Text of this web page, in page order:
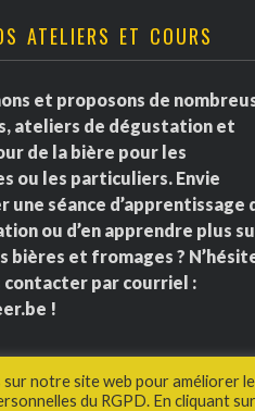
ATELIERS ET COURS
et proposons de
ateliers de dégustation et
de la bière pour les
ou les particuliers. Envie
une séance d’apprentissage
ou d’en apprendre plus
bières et fromages ?
contacter par courriel :
!
sur notre site web pour
du RGPD. En cliquant